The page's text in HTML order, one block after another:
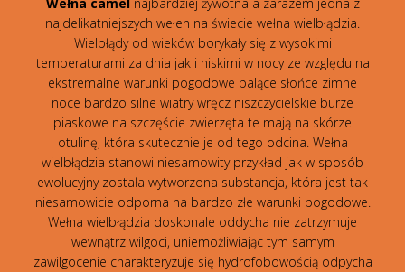
najdelikatniejszych wełen na świecie wełna wielbłądzia.
Wielbłądy od wieków borykały się z wysokimi
temperaturami za dnia jak i niskimi w nocy ze względu na
ekstremalne warunki pogodowe palące słońce zimne
noce bardzo silne wiatry wręcz niszczycielskie burze
piaskowe na szczęście zwierzęta te mają na skórze
otulinę, która skutecznie je od tego odcina. Wełna
wielbłądzia stanowi niesamowity przykład jak w sposób
ewolucyjny została wytworzona substancja, która jest tak
niesamowicie odporna na bardzo złe warunki pogodowe.
Wełna wielbłądzia doskonale oddycha nie zatrzymuje
wewnątrz wilgoci, uniemożliwiając tym samym
zawilgocenie charakteryzuje się hydrofobowością odpycha